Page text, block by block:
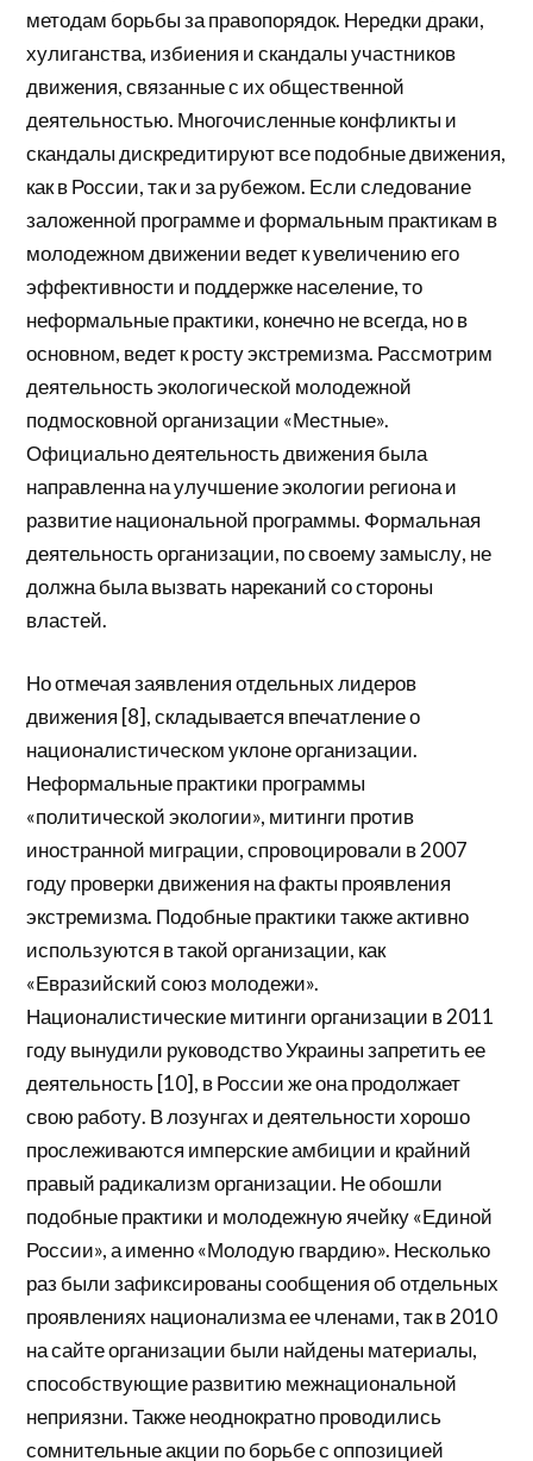
методам борьбы за правопорядок. Нередки драки,
хулиганства, избиения и скандалы участников
движения, связанные с их общественной
деятельностью. Многочисленные конфликты и
скандалы дискредитируют все подобные движения,
как в России, так и за рубежом. Если следование
заложенной программе и формальным практикам в
молодежном движении ведет к увеличению его
эффективности и поддержке население, то
неформальные практики, конечно не всегда, но в
основном, ведет к росту экстремизма. Рассмотрим
деятельность экологической молодежной
подмосковной организации «Местные».
Официально деятельность движения была
направленна на улучшение экологии региона и
развитие национальной программы. Формальная
деятельность организации, по своему замыслу, не
должна была вызвать нареканий со стороны
властей.
Но отмечая заявления отдельных лидеров
движения [8], складывается впечатление о
националистическом уклоне организации.
Неформальные практики программы
«политической экологии», митинги против
иностранной миграции, спровоцировали в 2007
году проверки движения на факты проявления
экстремизма. Подобные практики также активно
используются в такой организации, как
«Евразийский союз молодежи».
Националистические митинги организации в 2011
году вынудили руководство Украины запретить ее
деятельность [10], в России же она продолжает
свою работу. В лозунгах и деятельности хорошо
прослеживаются имперские амбиции и крайний
правый радикализм организации. Не обошли
подобные практики и молодежную ячейку «Единой
России», а именно «Молодую гвардию». Несколько
раз были зафиксированы сообщения об отдельных
проявлениях национализма ее членами, так в 2010
на сайте организации были найдены материалы,
способствующие развитию межнациональной
неприязни. Также неоднократно проводились
сомнительные акции по борьбе с оппозицией